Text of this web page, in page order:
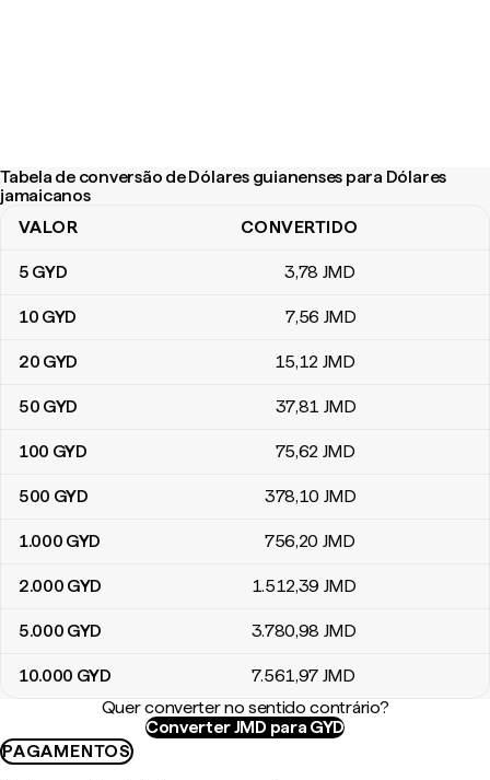
Tabela de conversão de Dólares guianenses para Dólares
jamaicanos
Tabela de conversão de Dólares guianenses para Dólares
VALOR CONVERTIDO
5 GYD 3,78 JMD
10 GYD 7,56 JMD
20 GYD 15,12 JMD
50 GYD 37,81 JMD
100 GYD 75,62 JMD
500 GYD 378,10 JMD
1.000 GYD 756,20 JMD
2.000 GYD 1.512,39 JMD
5.000 GYD 3.780,98 JMD
10.000 GYD 7.561,97 JMD
Quer converter no sentido contrário?
Converter JMD para GYD
PAGAMENTOS